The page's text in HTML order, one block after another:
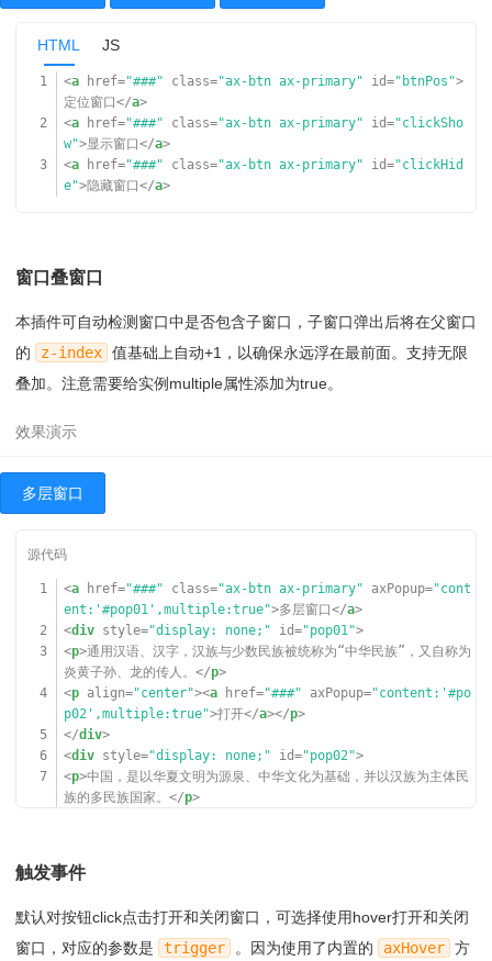
HTML JS
1 <a href="###" class="ax-btn ax-primary" id="btnPos">
定位窗口</a>
2
<a href="###" class="ax-btn ax-primary" id="clickSho
w">显示窗口</a>
3
<a href="###" class="ax-btn ax-primary" id="clickHid
e">隐藏窗口</a>
窗口叠窗口
本插件可自动检测窗口中是否包含子窗口，子窗口弹出后将在父窗口
的
z-index 值基础上自动+1，以确保永远浮在最前面。支持无限
叠加。注意需要给实例multiple属性添加为true。
多层窗口
1 <a href="###" class="ax-btn ax-primary" axPopup="cont
ent:'#pop01',multiple:true">多层窗口</a>
2
<div style="display: none;" id="pop01">
3
<p>通用汉语、汉字，汉族与少数民族被统称为“中华民族”，又自称为
炎黄子孙、龙的传人。</p>
4
<p align="center"><a href="###" axPopup="content:'#po
p02',multiple:true">打开</a></p>
5
</div>
6
<div style="display: none;" id="pop02">
7
<p>中国，是以华夏文明为源泉、中华文化为基础，并以汉族为主体民
族的多民族国家。</p>
9
</div
触发事件
默认对按钮click点击打开和关闭窗口，可选择使用hover打开和关闭
窗口，对应的参数是
trigger 。因为使用了内置的 axHover 方